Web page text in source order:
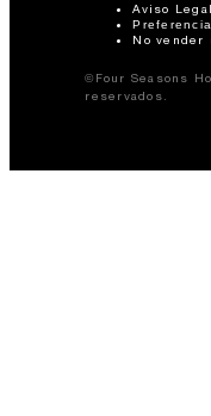
Aviso Legal
No vender
©Four Seasons
reservados.